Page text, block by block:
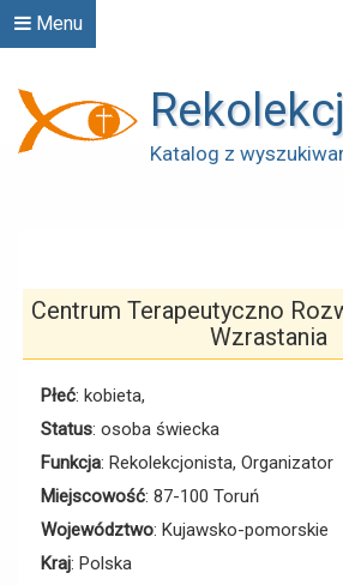
Menu
Katalog z
Centrum Terapeutyczno
Wzrastania
Płeć: kobieta,
Status: osoba świecka
Funkcja: Rekolekcjonista, Organizator
Miejscowość: 87-100 Toruń
Województwo: Kujawsko-pomorskie
Kraj: Polska